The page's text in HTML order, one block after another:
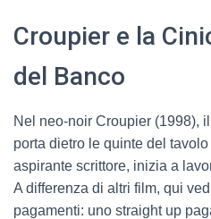
Croupier e la
del Banco
Nel neo-noir Croupier (1998),
porta dietro le quinte del
aspirante scrittore, inizia a
A differenza di altri film, qui
pagamenti: uno straight up